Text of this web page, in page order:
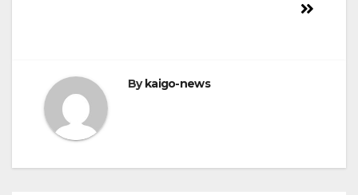
ゲ
ー
シ
Bykaigo-news